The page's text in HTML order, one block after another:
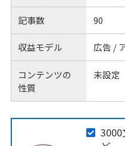
記事数 90
収益モデル 広告 /
コンテンツの
性質
未設定